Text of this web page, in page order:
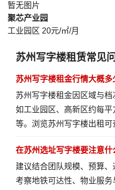
暂无图片
聚芯产业园
工业园区 20元/㎡/月
苏州写字楼租赁常见
苏州写字楼租金行情大概多
苏州写字楼租金因区域与
如工业园区、高新区约每
等。 浏览苏州写字楼出租可
在苏州选址写字楼要注意什
建议结合团队规模、预算
考察地铁可达性、物业服务